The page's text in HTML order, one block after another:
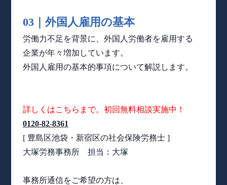
03｜外国人雇用の基本
労働力不足を背景に、外国人労働者を雇用する
企業が年々増加しています。
外国人雇用の基本的事項について解説します。
詳しくはこちらまで。初回無料相談実施中！
0120-82-8361
[ 豊島区池袋・新宿区の社会保険労務士 ]
大塚労務事務所 担当：大塚
事務所通信をご希望の方は、